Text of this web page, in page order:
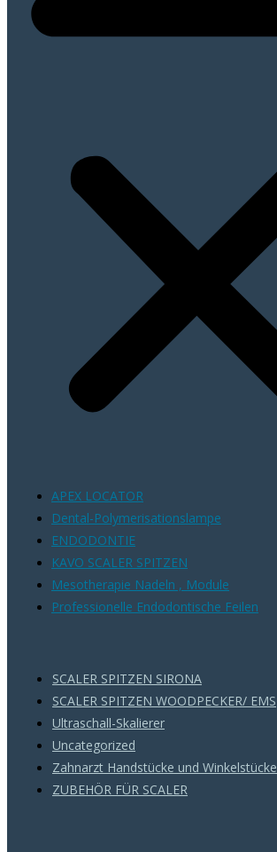
APEX LOCATOR
Dental-Polymerisationslampe
ENDODONTIE
KAVO SCALER SPITZEN
Mesotherapie Nadeln , Module
Professionelle Endodontische Feilen
SCALER SPITZEN SIRONA
SCALER SPITZEN WOODPECKER/ EMS
Ultraschall-Skalierer
Uncategorized
Zahnarzt Handstücke und Winkelstücke
ZUBEHÖR FÜR SCALER